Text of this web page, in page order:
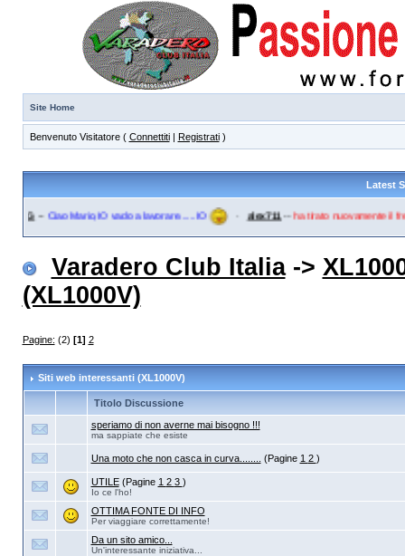
Site Home
Benvenuto Visitatore ( Connettiti| Registrati)
Latest
--Ciao Mario,IO vado a lavorare......IO · alex711--ha tirato nuovamente il freno
Varadero Club Italia->
(XL1000V)
Pagine: (2) [1] 2
Siti web interessanti (XL1000V)
Titolo Discussione
speriamo di non averne mai bisogno !!!
ma sappiate che esiste
Una moto che non casca in curva........ (Pagine 1 2 )
UTILE (Pagine 1 2 3 )
Io ce l'ho!
OTTIMA FONTE DI INFO
Per viaggiare correttamente!
Da un sito amico...
Un'interessante iniziativa...